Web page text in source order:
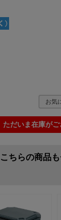
お気
だいま在庫がご
ちらの商品